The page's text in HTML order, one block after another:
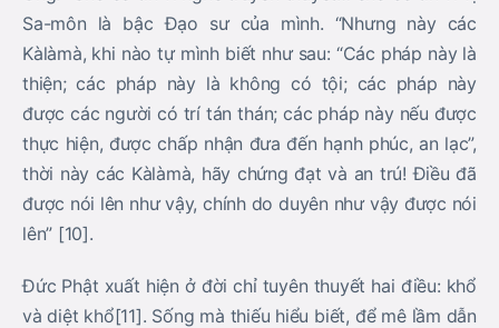
Sa-môn là bậc Đạo sư của mình. “Nhưng này các
Kàlàmà, khi nào tự mình biết như sau: “Các pháp này là
thiện; các pháp này là không có tội; các pháp này
được các người có trí tán thán; các pháp này nếu được
thực hiện, được chấp nhận đưa đến hạnh phúc, an lạc”,
thời này các Kàlàmà, hãy chứng đạt và an trú! Điều đã
được nói lên như vậy, chính do duyên như vậy được nói
lên” [10].
Đức Phật xuất hiện ở đời chỉ tuyên thuyết hai điều: khổ
và diệt khổ[11]. Sống mà thiếu hiểu biết, để mê lầm dẫn